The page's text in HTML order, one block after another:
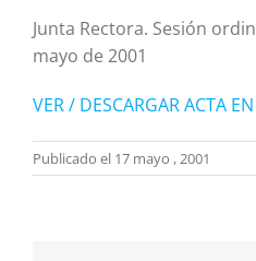
Junta Rectora. Sesión
mayo de 2001
VER / DESCARGAR ACTA
Publicado el 17 mayo , 2001